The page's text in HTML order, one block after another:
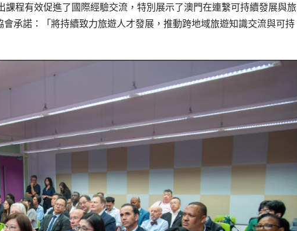
程有效促進了國際經驗交流，特別展示了澳門在連繫可持續發展與旅
承諾：「將持續致力旅遊人才發展，推動跨地域旅遊知識交流與可持